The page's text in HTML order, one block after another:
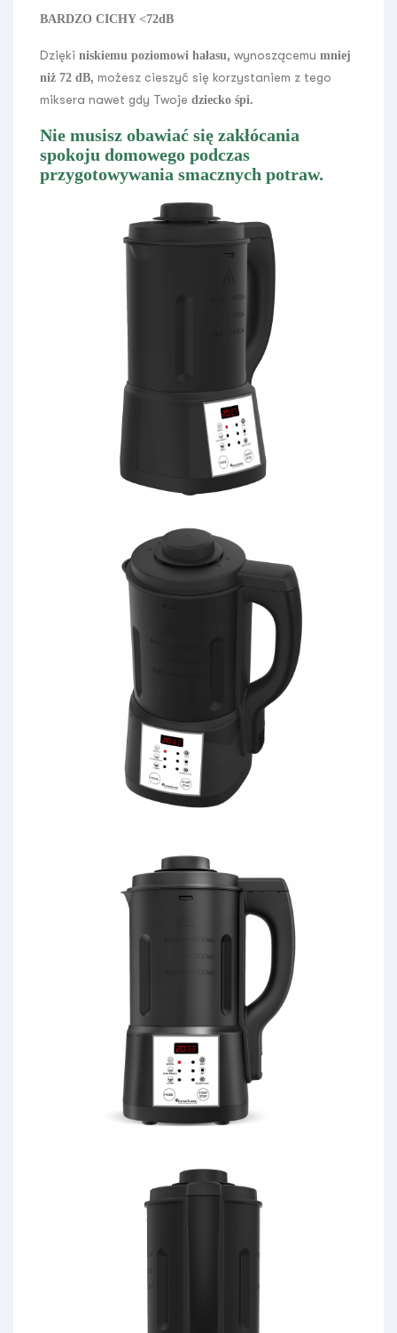
BARDZO CICHY <72dB
Dzięki niskiemu poziomowi hałasu, wynoszącemu mniej
niż 72 dB, możesz cieszyć się korzystaniem z tego
miksera nawet gdy Twoje dziecko śpi.
Nie musisz obawiać się zakłócania
spokoju domowego podczas
przygotowywania smacznych potraw.